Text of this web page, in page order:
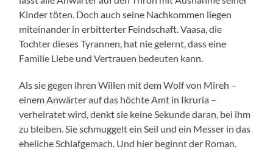
Kinder töten. Doch auch seine Nachkommen liegen
miteinander in erbitterter Feindschaft. Vaasa, die
Tochter dieses Tyrannen, hat nie gelernt, dass eine
Familie Liebe und Vertrauen bedeuten kann.
Als sie gegen ihren Willen mit dem Wolf von Mireh –
einem Anwärter auf das höchte Amt in Ikruria –
verheiratet wird, denkt sie keine Sekunde daran, bei ihm
zu bleiben. Sie schmuggelt ein Seil und ein Messer in das
eheliche Schlafgemach. Und hier beginnt der Roman.